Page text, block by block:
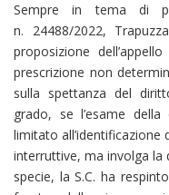
Sempre in tema di
n. 24488/2022,
proposizione
prescrizione non
sulla spettanza del
grado, se l’esame
limitato all’identificazione
interruttive, ma involga la
specie, la S.C. ha